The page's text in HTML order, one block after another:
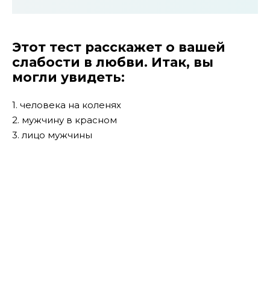
Этот тест расскажет о вашей
слабости в любви. Итак, вы
могли увидеть:
1. человека на коленях
2. мужчину в красном
3. лицо мужчины